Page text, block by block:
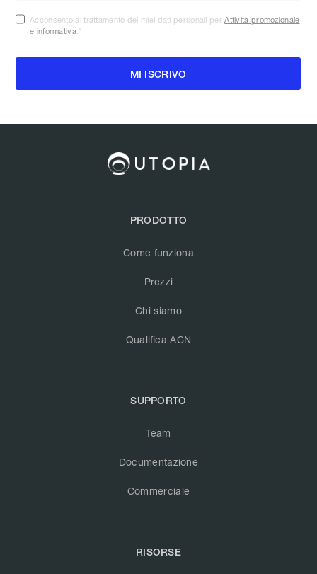
Acconsento al trattamento dei miei dati personali perAttività promozionale
e informativa *
PRODOTTO
Come funziona
Prezzi
Chi siamo
Qualifica ACN
SUPPORTO
Team
Documentazione
Commerciale
RISORSE